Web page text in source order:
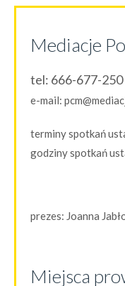
Mediacje
tel: 666-677-250
e-mail:
terminy spotkań
godziny spotkań
prezes: Joanna
Miejsca